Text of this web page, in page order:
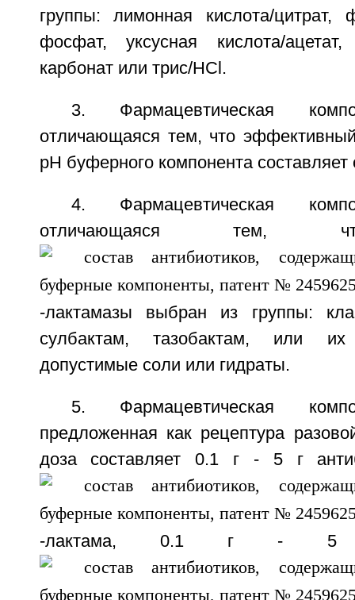
группы: лимонная кислота/цитрат,
фосфат, уксусная кислота/
карбонат или трис/HCl.
3. Фармацевтическая
отличающаяся тем, что
рН буферного компонента составляет
4. Фармацевтическая
отличающаяся тем,
-лактамазы выбран из группы:
сулбактам, тазобактам, или их
допустимые соли или гидраты.
5. Фармацевтическая
предложенная как рецептура
доза составляет 0.1 г - 5 г
-лактама, 0.1 г - 5 г